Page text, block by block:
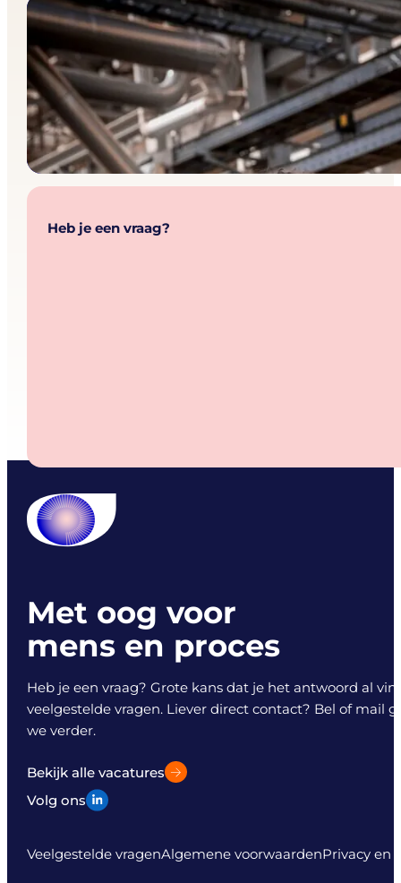
Heb je een vraag?
Met oog voor
mens en proces
Heb je een vraag? Grote kans dat je het antwoord al
veelgestelde vragen. Liever direct contact? Bel of mail
we verder.
Bekijk alle vacatures
Volg ons
Veelgestelde vragenAlgemene voorwaardenPrivacy en